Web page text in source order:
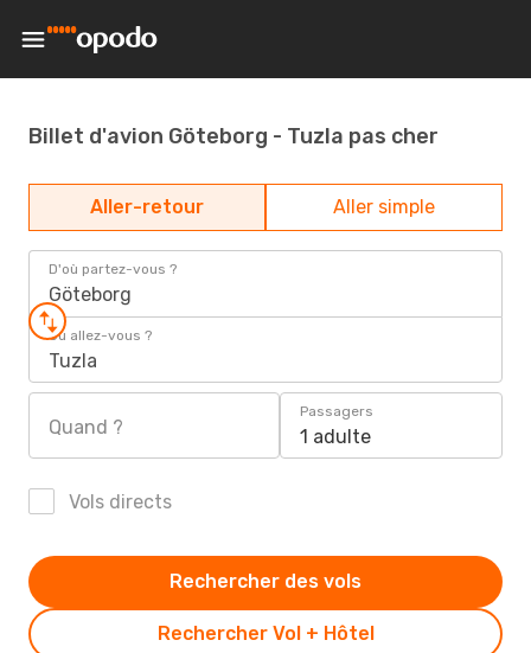
Billet d'avion Göteborg - Tuzla pas cher
Aller-retour Aller simple
D'où partez-vous ?
Göteborg
Où allez-vous ?
Tuzla
Quand ?
Passagers
1 adulte
Vols directs
Rechercher Vol + Hôtel
Rechercher des vols